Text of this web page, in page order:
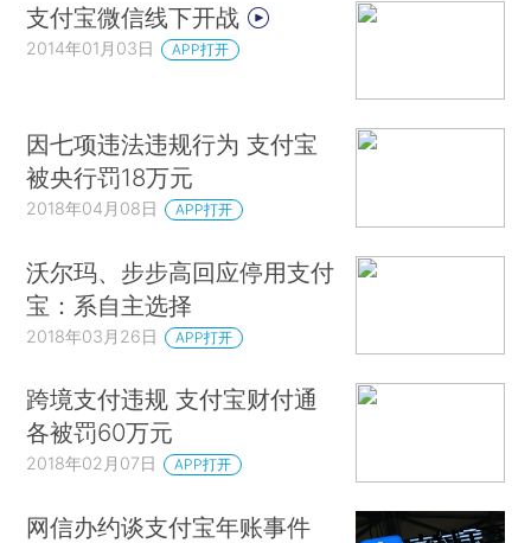
支付宝微信线下开战
2014年01月03日 APP打开
因七项违法违规行为 支付宝
被央行罚18万元
2018年04月08日 APP打开
沃尔玛、步步高回应停用支付
宝：系自主选择
2018年03月26日 APP打开
跨境支付违规 支付宝财付通
各被罚60万元
2018年02月07日 APP打开
网信办约谈支付宝年账事件